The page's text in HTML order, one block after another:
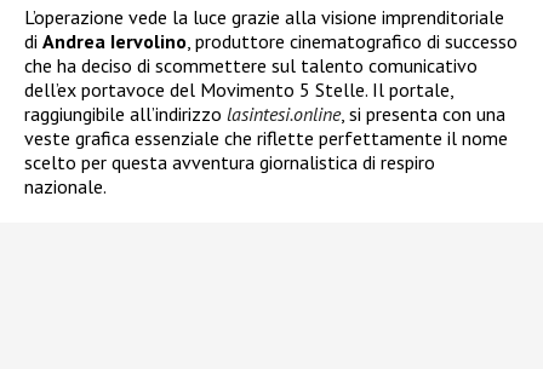
L’operazione vede la luce grazie alla visione imprenditoriale
di Andrea Iervolino, produttore cinematografico di successo
che ha deciso di scommettere sul talento comunicativo
dell’ex portavoce del Movimento 5 Stelle. Il portale,
raggiungibile all’indirizzo lasintesi.online, si presenta con una
veste grafica essenziale che riflette perfettamente il nome
scelto per questa avventura giornalistica di respiro
nazionale.